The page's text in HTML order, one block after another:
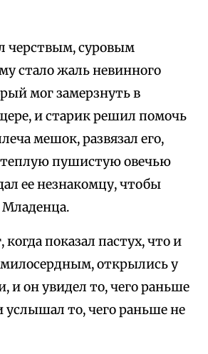
черствым, суровым
стало жаль невинного
мог замерзнуть в
и старик решил помочь
мешок, развязал его,
пушистую овечью
ее незнакомцу, чтобы
Младенца.
показал пастух, что и
открылись у
и он увидел то, чего раньше
услышал то, чего раньше не